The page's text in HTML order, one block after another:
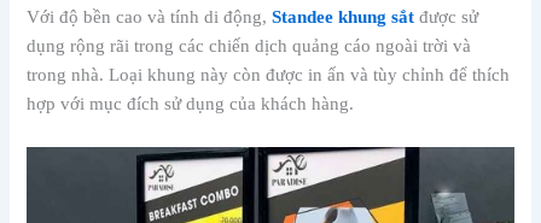
Với độ bền cao và tính di động,Standee khung sắt được sử
dụng rộng rãi trong các chiến dịch quảng cáo ngoài trời và
trong nhà. Loại khung này còn được in ấn và tùy chỉnh để thích
hợp với mục đích sử dụng của khách hàng.